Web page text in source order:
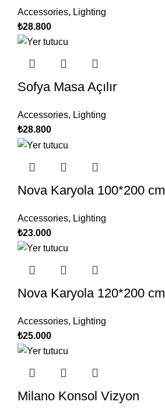
Accessories, Lighting
₺28.800
Sofya Masa Açılır
Accessories, Lighting
₺28.800
Nova Karyola 100*200 cm
Accessories, Lighting
₺23.000
Nova Karyola 120*200 cm
Accessories, Lighting
₺25.000
Milano Konsol Vizyon